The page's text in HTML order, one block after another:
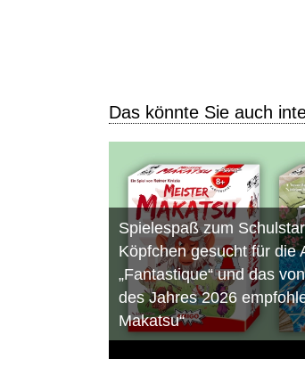
Das könnte Sie auch
Spielespaß zum
Köpfchen gesucht für die
„Fantastique“ und das
des Jahres 2026
Makatsu“